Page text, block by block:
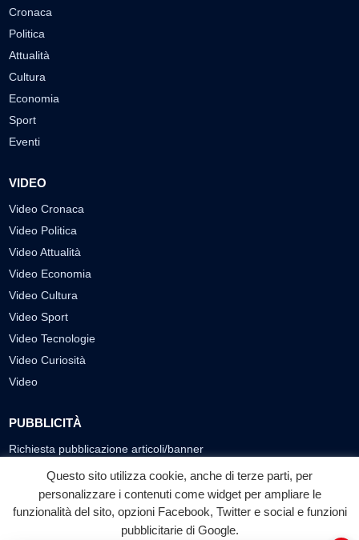
Cronaca
Politica
Attualità
Cultura
Economia
Sport
Eventi
VIDEO
Video Cronaca
Video Politica
Video Attualità
Video Economia
Video Cultura
Video Sport
Video Tecnologie
Video Curiosità
Video
PUBBLICITÀ
Richiesta pubblicazione articoli/banner
SEGUICI SUI SOCIAL
f ◎ ▶
Questo sito utilizza cookie, anche di terze parti, per
personalizzare i contenuti come widget per ampliare le
funzionalità del sito, opzioni Facebook, Twitter e social e funzioni
pubblicitarie di Google.